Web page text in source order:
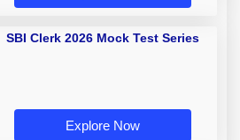
SBI Clerk 2026 Mock Test Series
Explore Now